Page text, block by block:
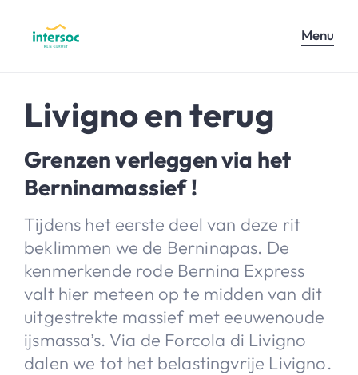
Menu
Livigno en terug
Grenzen verleggen via het
Berninamassief !
Tijdens het eerste deel van deze rit
beklimmen we de Berninapas. De
kenmerkende rode Bernina Express
valt hier meteen op te midden van dit
uitgestrekte massief met eeuwenoude
ijsmassa’s. Via de Forcola di Livigno
dalen we tot het belastingvrije Livigno.